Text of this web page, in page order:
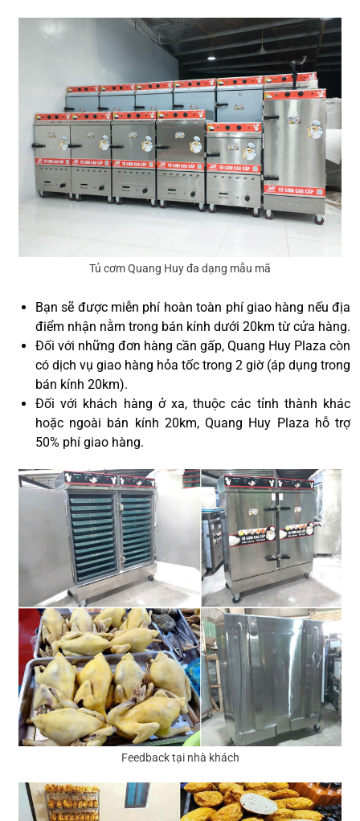
Tủ cơm Quang Huy đa dạng mẫu mã
Bạn sẽ được miễn phí hoàn toàn phí giao hàng nếu địa
điểm nhận nằm trong bán kính dưới 20km từ cửa hàng.
Đối với những đơn hàng cần gấp, Quang Huy Plaza còn
có dịch vụ giao hàng hỏa tốc trong 2 giờ (áp dụng trong
bán kính 20km).
Đối với khách hàng ở xa, thuộc các tỉnh thành khác
hoặc ngoài bán kính 20km, Quang Huy Plaza hỗ trợ
50% phí giao hàng.
Feedback tại nhà khách